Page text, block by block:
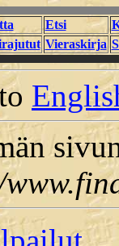
Etsi
Vieraskirja